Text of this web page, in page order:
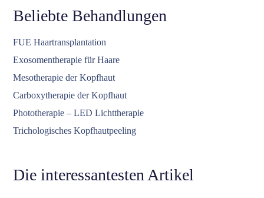
Beliebte Behandlungen
FUE Haartransplantation
Exosomentherapie für Haare
Mesotherapie der Kopfhaut
Carboxytherapie der Kopfhaut
Phototherapie – LED Lichttherapie
Trichologisches Kopfhautpeeling
Die interessantesten Artikel